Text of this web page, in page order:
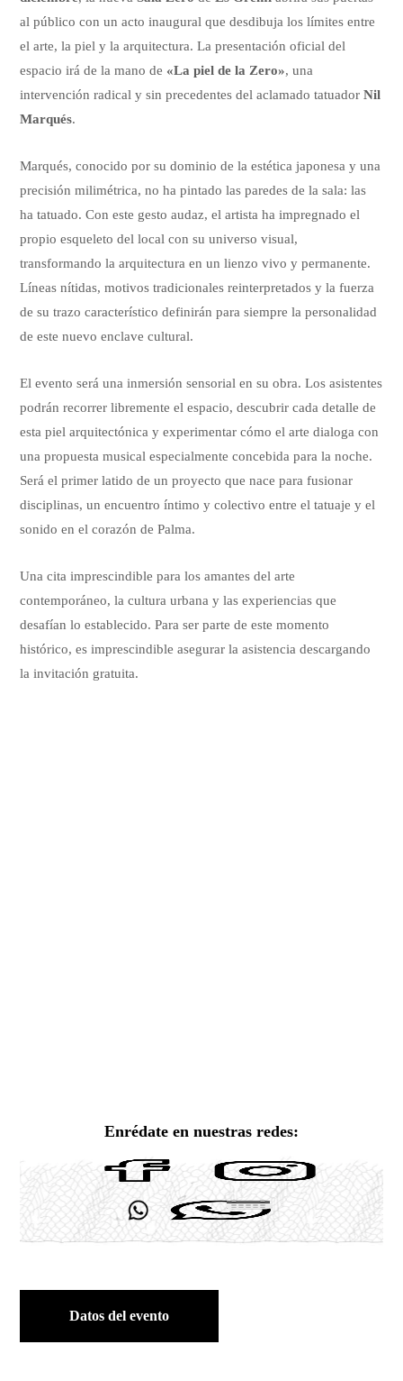
al público con un acto inaugural que desdibuja los límites entre
el arte, la piel y la arquitectura. La presentación oficial del
espacio irá de la mano de «La piel de la Zero», una
intervención radical y sin precedentes del aclamado tatuadorNil
Marqués.
Marqués, conocido por su dominio de la estética japonesa y una
precisión milimétrica, no ha pintado las paredes de la sala: las
ha tatuado. Con este gesto audaz, el artista ha impregnado el
propio esqueleto del local con su universo visual,
transformando la arquitectura en un lienzo vivo y permanente.
Líneas nítidas, motivos tradicionales reinterpretados y la fuerza
de su trazo característico definirán para siempre la personalidad
de este nuevo enclave cultural.
El evento será una inmersión sensorial en su obra. Los asistentes
podrán recorrer libremente el espacio, descubrir cada detalle de
esta piel arquitectónica y experimentar cómo el arte dialoga con
una propuesta musical especialmente concebida para la noche.
Será el primer latido de un proyecto que nace para fusionar
disciplinas, un encuentro íntimo y colectivo entre el tatuaje y el
sonido en el corazón de Palma.
Una cita imprescindible para los amantes del arte
contemporáneo, la cultura urbana y las experiencias que
desafían lo establecido. Para ser parte de este momento
histórico, es imprescindible asegurar la asistencia descargando
la invitación gratuita.
Enrédate en nuestras redes:
Datos del evento